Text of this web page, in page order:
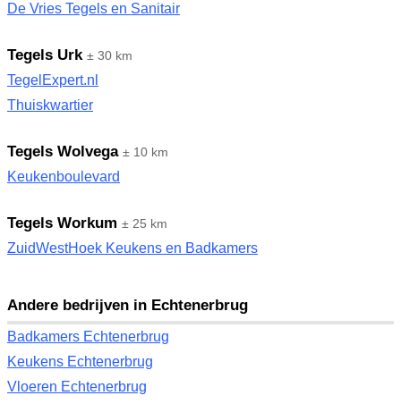
De Vries Tegels en Sanitair
Tegels Urk ± 30 km
TegelExpert.nl
Thuiskwartier
Tegels Wolvega ± 10 km
Keukenboulevard
Tegels Workum ± 25 km
ZuidWestHoek Keukens en Badkamers
Andere bedrijven in Echtenerbrug
Badkamers Echtenerbrug
Keukens Echtenerbrug
Vloeren Echtenerbrug